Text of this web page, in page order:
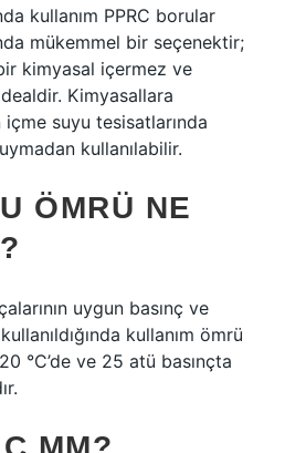
kullanım PPRC borular
mükemmel bir seçenektir;
kimyasal içermez ve
Kimyasallara
içme suyu tesisatlarında
kullanılabilir.
ÖMRÜ NE
uygun basınç ve
kullanım ömrü
°C’de ve 25 atü basınçta